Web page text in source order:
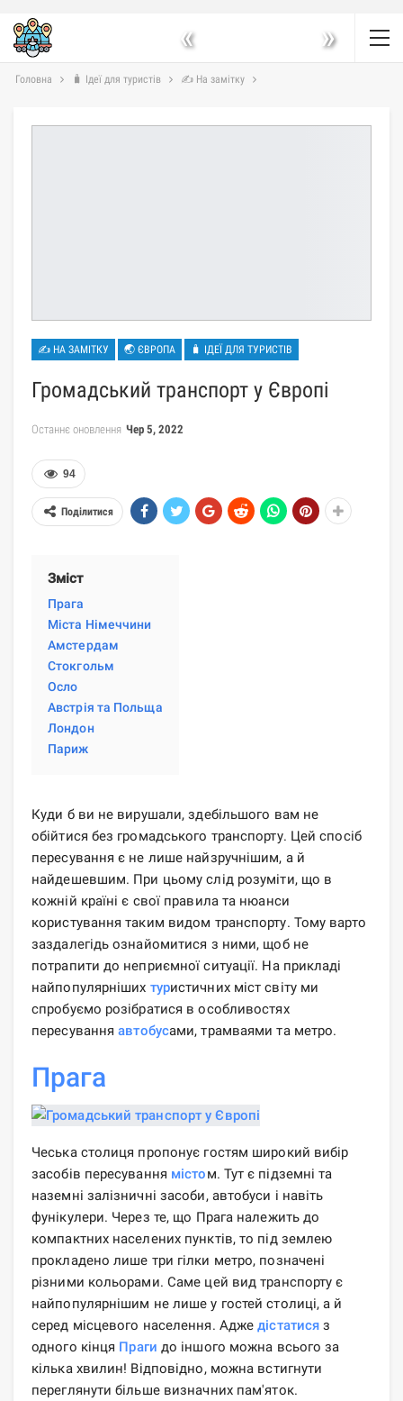
« »
Головна 🧳 Ідеї для туристів ✍ На замітку
✍ НА ЗАМІТКУ 🌏 ЄВРОПА 🧳 ІДЕЇ ДЛЯ ТУРИСТІВ
Громадський транспорт у Європі
Останнє оновлення Чер 5, 2022
94
Поділитися
Зміст
Прага
Міста Німеччини
Амстердам
Стокгольм
Осло
Австрія та Польща
Лондон
Париж
Куди б ви не вирушали, здебільшого вам не
обійтися без громадського транспорту. Цей спосіб
пересування є не лише найзручнішим, а й
найдешевшим. При цьому слід розуміти, що в
кожній країні є свої правила та нюанси
користування таким видом транспорту. Тому варто
заздалегідь ознайомитися з ними, щоб не
потрапити до неприємної ситуації. На прикладі
найпопулярніших туристичних міст світу ми
спробуємо розібратися в особливостях
пересуванняавтобусами, трамваями та метро.
Прага
Чеська столиця пропонує гостям широкий вибір
засобів пересування містом. Тут є підземні та
наземні залізничні засоби, автобуси і навіть
фунікулери. Через те, що Прага належить до
компактних населених пунктів, то під землею
прокладено лише три гілки метро, ​​позначені
різними кольорами. Саме цей вид транспорту є
найпопулярнішим не лише у гостей столиці, а й
серед місцевого населення. Аджедістатися з
одного кінця Праги до іншого можна всього за
кілька хвилин! Відповідно, можна встигнути
переглянути більше визначних пам'яток.